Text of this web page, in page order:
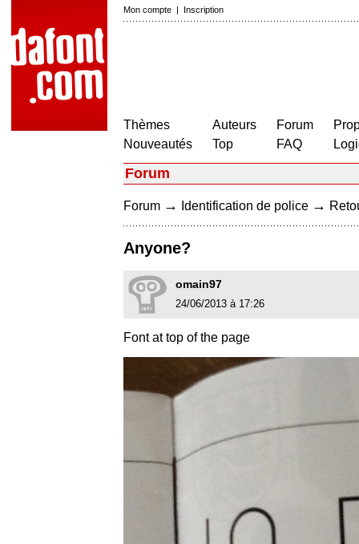
Mon compte | Inscription
Thèmes
Nouveautés
Auteurs
Top
Forum
FAQ
Forum
Forum → Identification de police →
Anyone?
omain97
24/06/2013 à 17:26
Font at top of the page